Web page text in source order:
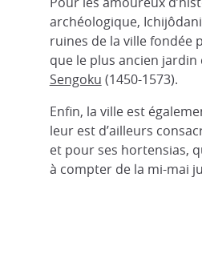
archéologique,
ruines de la ville fondée
que le plus ancien jardin
Sengoku (1450-1573).
Enfin, la ville est
leur est d’ailleurs
et pour ses hortensias,
à compter de la mi-mai